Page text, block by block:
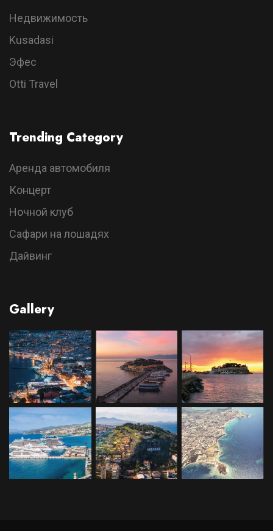
Недвижимость
Kusadasi
Эфес
Otti Travel
Trending Category
Аренда автомобиля
Концерт
Ночной клуб
Сафари на лошадях
Дайвинг
Gallery